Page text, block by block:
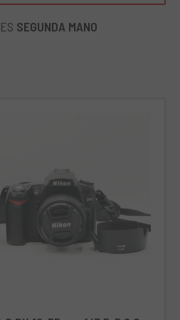
Esta cámara también está
''D-Movie'' mediante la
en MPEG. Para cualquier
ya sea una foto panorámica,
SEGUNDA MANO